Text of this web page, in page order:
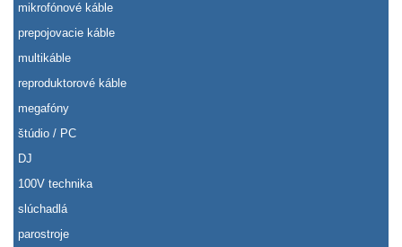
mikrofónové káble
prepojovacie káble
multikáble
reproduktorové káble
megafóny
štúdio / PC
DJ
100V technika
slúchadlá
parostroje